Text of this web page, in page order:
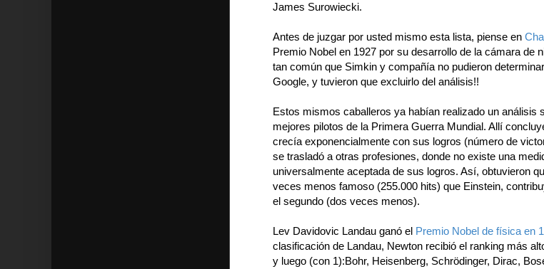
James Surowiecki.
Antes de juzgar por usted mismo esta lista, piense en
Premio Nobel en 1927 por su desarrollo de la cámara de
tan común que Simkin y compañía no pudieron
Google, y tuvieron que excluirlo del análisis!!
Estos mismos caballeros ya habían realizado un análisis
mejores pilotos de la Primera Guerra Mundial. Allí
crecía exponencialmente con sus logros (número de
se trasladó a otras profesiones, donde no existe una
universalmente aceptada de sus logros. Así, obtuvieron
veces menos famoso (255.000 hits) que Einstein,
el segundo (dos veces menos).
Lev Davidovic Landau ganó el Premio Nobel de física en
clasificación de Landau, Newton recibió el ranking más
y luego (con 1):Bohr, Heisenberg, Schrödinger, Dirac,